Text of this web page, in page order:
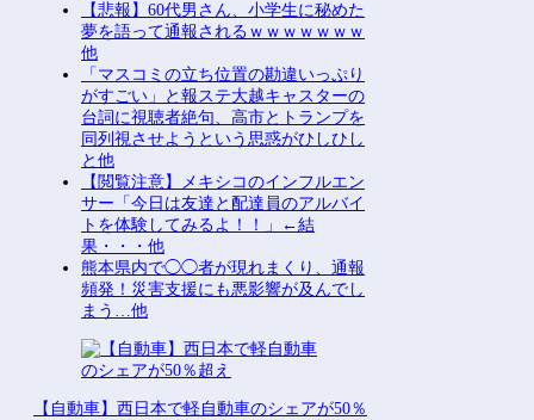
【悲報】60代男さん、小学生に秘めた
夢を語って通報されるｗｗｗｗｗｗｗ
他
「マスコミの立ち位置の勘違いっぷり
がすごい」と報ステ大越キャスターの
台詞に視聴者絶句、高市とトランプを
同列視させようという思惑がひしひし
と他
【閲覧注意】メキシコのインフルエン
サー「今日は友達と配達員のアルバイ
トを体験してみるよ！！」←結
果・・・他
熊本県内で◯◯者が現れまくり、通報
頻発！災害支援にも悪影響が及んでし
まう…他
【自動車】西日本で軽自動車のシェアが50％